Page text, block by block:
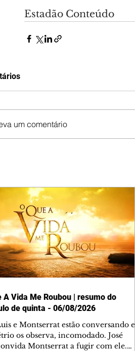
Estadão Conteúdo
um comentário
A Vida Me Roubou | resumo do
de quinta - 06/08/2026
e Montserrat estão conversando e
os observa, incomodado. José
Montserrat a fugir com ele.